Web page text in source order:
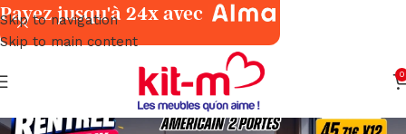
Skip to navigation
Skip to main content
0
Payez jusqu'à 24x avec